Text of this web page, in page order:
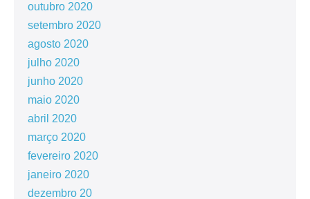
outubro 2020
setembro 2020
agosto 2020
julho 2020
junho 2020
maio 2020
abril 2020
março 2020
fevereiro 2020
janeiro 2020
dezembro 20